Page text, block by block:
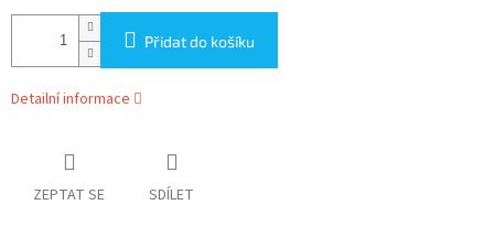
Přidat do košíku
Detailní informace
ZEPTAT SE SDÍLET